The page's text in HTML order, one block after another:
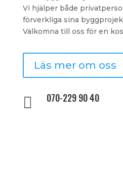
Vi hjälper både
förverkliga sina
Välkomna till oss för en
Läs mer om oss
 070-229 90 40